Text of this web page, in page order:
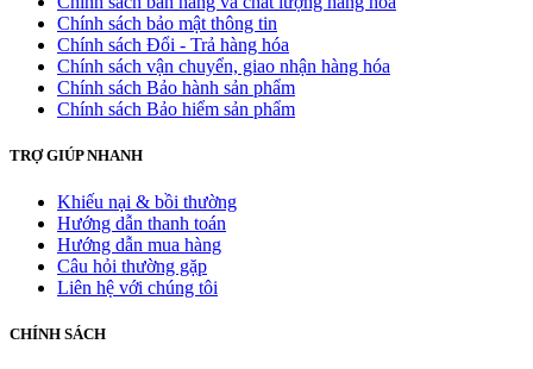
Chính sách bảo mật thông tin
Chính sách Đổi - Trả hàng hóa
Chính sách vận chuyển, giao nhận hàng hóa
Chính sách Bảo hành sản phẩm
Chính sách Bảo hiểm sản phẩm
TRỢ GIÚP NHANH
Khiếu nại & bồi thường
Hướng dẫn thanh toán
Hướng dẫn mua hàng
Câu hỏi thường gặp
Liên hệ với chúng tôi
CHÍNH SÁCH